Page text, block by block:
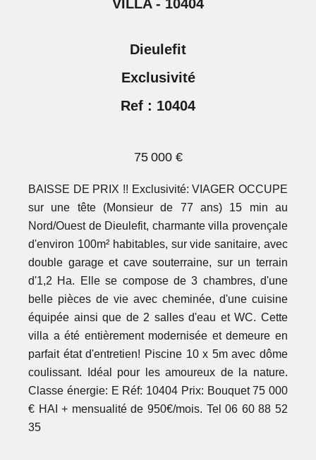
VILLA - 10404
Dieulefit
Exclusivité
Ref : 10404
75 000 €
BAISSE DE PRIX !! Exclusivité: VIAGER OCCUPE
sur une tête (Monsieur de 77 ans) 15 min au
Nord/Ouest de Dieulefit, charmante villa provençale
d'environ 100m² habitables, sur vide sanitaire, avec
double garage et cave souterraine, sur un terrain
d'1,2 Ha. Elle se compose de 3 chambres, d'une
belle pièces de vie avec cheminée, d'une cuisine
équipée ainsi que de 2 salles d'eau et WC. Cette
villa a été entièrement modernisée et demeure en
parfait état d'entretien! Piscine 10 x 5m avec dôme
coulissant. Idéal pour les amoureux de la nature.
Classe énergie: E Réf: 10404 Prix: Bouquet 75 000
€ HAI + mensualité de 950€/mois. Tel 06 60 88 52
35